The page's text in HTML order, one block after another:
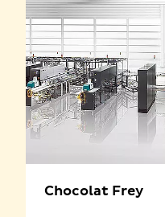
Chocolat Frey